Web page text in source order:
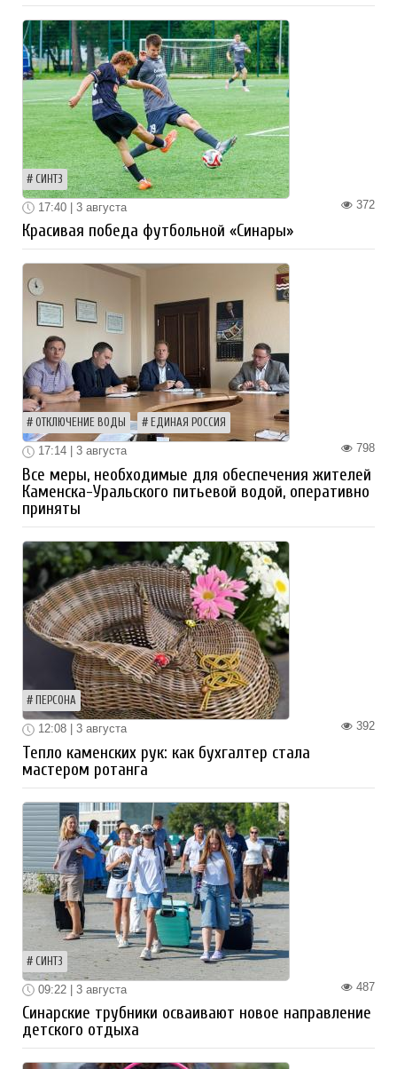
СИНТЗ
372
17:40 | 3 августа
Красивая победа футбольной «Синары»
ОТКЛЮЧЕНИЕ ВОДЫ ЕДИНАЯ РОССИЯ
798
17:14 | 3 августа
Все меры, необходимые для обеспечения жителей
Каменска-Уральского питьевой водой, оперативно
приняты
ПЕРСОНА
392
12:08 | 3 августа
Тепло каменских рук: как бухгалтер стала
мастером ротанга
СИНТЗ
487
09:22 | 3 августа
Синарские трубники осваивают новое направление
детского отдыха